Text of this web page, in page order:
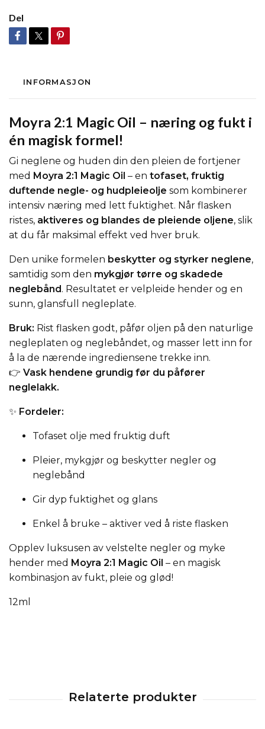
Del
INFORMASJON
Moyra 2:1 Magic Oil – næring og fukt i
én magisk formel!
Gi neglene og huden din den pleien de fortjener
med Moyra 2:1 Magic Oil – en tofaset, fruktig
duftende negle- og hudpleieolje som kombinerer
intensiv næring med lett fuktighet. Når flasken
ristes, aktiveres og blandes de pleiende oljene, slik
at du får maksimal effekt ved hver bruk.
Den unike formelen beskytter og styrker neglene,
samtidig som den mykgjør tørre og skadede
neglebånd. Resultatet er velpleide hender og en
sunn, glansfull negleplate.
Bruk: Rist flasken godt, påfør oljen på den naturlige
negleplaten og neglebåndet, og masser lett inn for
å la de nærende ingrediensene trekke inn.
👉 Vask hendene grundig før du påfører
neglelakk.
✨ Fordeler:
Tofaset olje med fruktig duft
Pleier, mykgjør og beskytter negler og
neglebånd
Gir dyp fuktighet og glans
Enkel å bruke – aktiver ved å riste flasken
Opplev luksusen av velstelte negler og myke
hender med Moyra 2:1 Magic Oil – en magisk
kombinasjon av fukt, pleie og glød!
12ml